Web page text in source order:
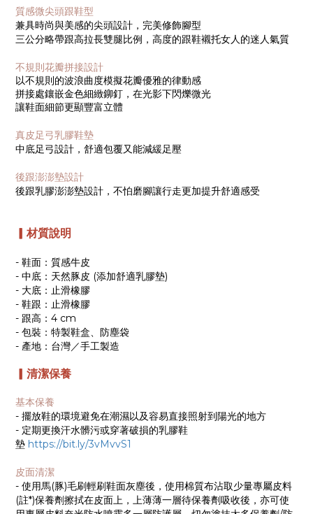
質感微尖頭跟鞋型
兼具時尚與美感的尖頭設計，完美修飾腳型
三公分略帶跟高拉長雙腿比例，高度的跟鞋襯托女人的迷人氣質
不規則花瓣拼接設計
以不規則的波浪曲度模擬花瓣優雅的律動感
拼接處鑲嵌金色細緻鉚釘，在光影下閃爍微光
讓鞋面細節更顯豐富立體
真皮足弓乳膠鞋墊
中底足弓設計，舒適包覆又能減緩足壓
後跟澎澎墊設計
後跟乳膠澎澎墊設計，不怕磨腳讓行走更加提升舒適感受
▎材質說明
- 鞋面：質感牛皮
- 中底：天然豚皮 (添加舒適乳膠墊)
- 大底：止滑橡膠
- 鞋跟：止滑橡膠
- 跟高：4 cm
- 包裝：特製鞋盒、防塵袋
- 產地：台灣／手工製造
▎清潔保養
基本保養
- 擺放鞋的環境避免在潮濕以及容易直接照射到陽光的地方
- 定期更換汗水髒污或穿著破損的乳膠鞋
墊 https://bit.ly/3vMvvS1
皮面清潔
- 使用馬(豚)毛刷輕刷鞋面灰塵後，使用棉質布沾取少量專屬皮料
(註*)保養劑擦拭在皮面上，上薄薄一層待保養劑吸收後，亦可使